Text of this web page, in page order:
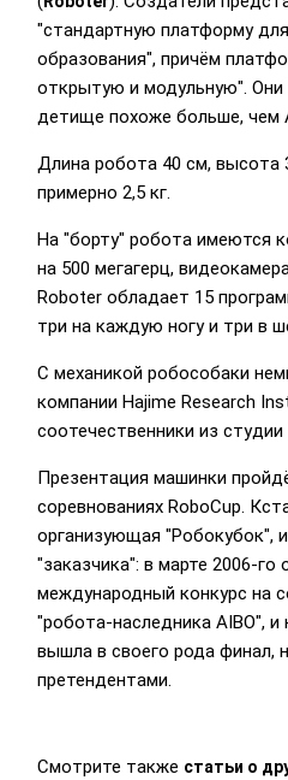
"стандартную платформу
образования", причём
открытую и модульную". Они
детище похоже больше, чем
Длина робота 40 см, высота
примерно 2,5 кг.
На "борту" робота имеются
на 500 мегагерц,
Roboter обладает 15
три на каждую ногу и три в
С механикой робособаки
компании Hajime Research
соотечественники из студии
Презентация машинки
соревнованиях RoboCup.
организующая "Робокубок",
"заказчика": в марте 2006-го
международный конкурс на
"робота-наследника AIBO",
вышла в своего рода финал,
претендентами.
Смотрите также статьи о